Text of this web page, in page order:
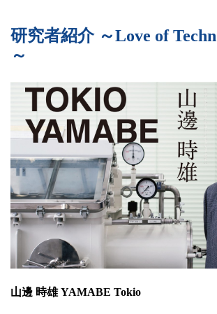
研究者紹介 ～Love of
～
山邊 時雄 YAMABE Tokio